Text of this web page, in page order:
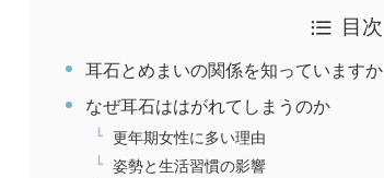
目次
耳石とめまいの関係を知っていますか
なぜ耳石ははがれてしまうのか
更年期女性に多い理由
姿勢と生活習慣の影響